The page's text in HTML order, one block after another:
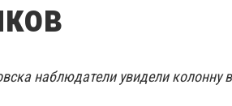
наблюдатели увидели колонну